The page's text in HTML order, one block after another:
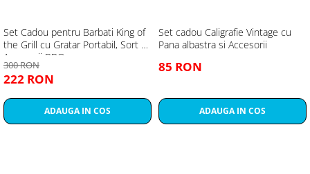
Set Cadou pentru Barbati King of
the Grill cu Gratar Portabil, Sort si
Accesorii BBQ
300 RON
222 RON
ADAUGA IN COS
Set cadou Caligrafie Vintage cu
Pana albastra si Accesorii
85 RON
ADAUGA IN COS